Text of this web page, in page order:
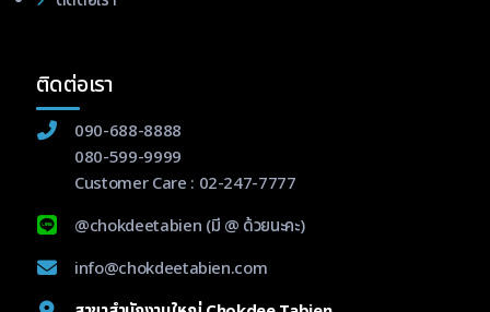
ติดต่อเรา
090-688-8888
080-599-9999
Customer Care : 02-247-7777
@chokdeetabien (มี @ ด้วยนะคะ)
info@chokdeetabien.com